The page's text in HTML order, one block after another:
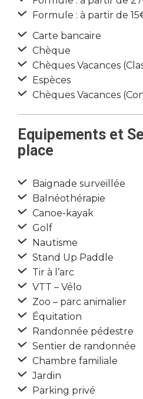
Formule : à partir de
Carte bancaire
Chèque
Chèques Vacances
Espèces
Chèques Vacances
Equipements et
place
Baignade surveillée
Balnéothérapie
Canoe-kayak
Golf
Nautisme
Stand Up Paddle
Tir à l’arc
VTT – Vélo
Zoo – parc animalier
Équitation
Randonnée pédestre
Sentier de randonnée
Chambre familiale
Jardin
Parking privé